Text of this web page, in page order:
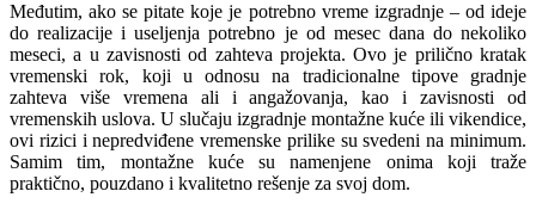
Međutim, ako se pitate koje je potrebno vreme izgradnje – od ideje
do realizacije i useljenja potrebno je od mesec dana do nekoliko
meseci, a u zavisnosti od zahteva projekta. Ovo je prilično kratak
vremenski rok, koji u odnosu na tradicionalne tipove gradnje
zahteva više vremena ali i angažovanja, kao i zavisnosti od
vremenskih uslova. U slučaju izgradnje montažne kuće ili vikendice,
ovi rizici i nepredviđene vremenske prilike su svedeni na minimum.
Samim tim, montažne kuće su namenjene onima koji traže
praktično, pouzdano i kvalitetno rešenje za svoj dom.